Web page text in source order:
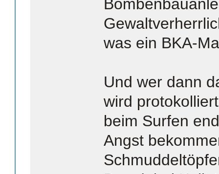
was ein BKA-
Und wer dann
wird
beim Surfen
Angst